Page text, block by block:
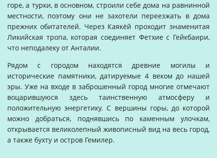
горе, а турки, в основном, строили себе дома на равнинной
местности, поэтому они не захотели переезжать в дома
прежних обитателей. Через Каякёй проходит знаменитая
Ликийская тропа, которая соединяет Фетхие с Гейкбаири,
что неподалеку от Анталии.
Рядом с городом находятся древние могилы и
исторические памятники, датируемые 4 веком до нашей
эры. Уже на входе в заброшенный город многие отмечают
воцарившуюся здесь таинственную атмосферу и
положительную энергетику. С вершины горы, до которой
можно добраться, поднявшись по каменным улочкам,
открывается великолепный живописный вид на весь город,
а также бухту и остров Гемилер.